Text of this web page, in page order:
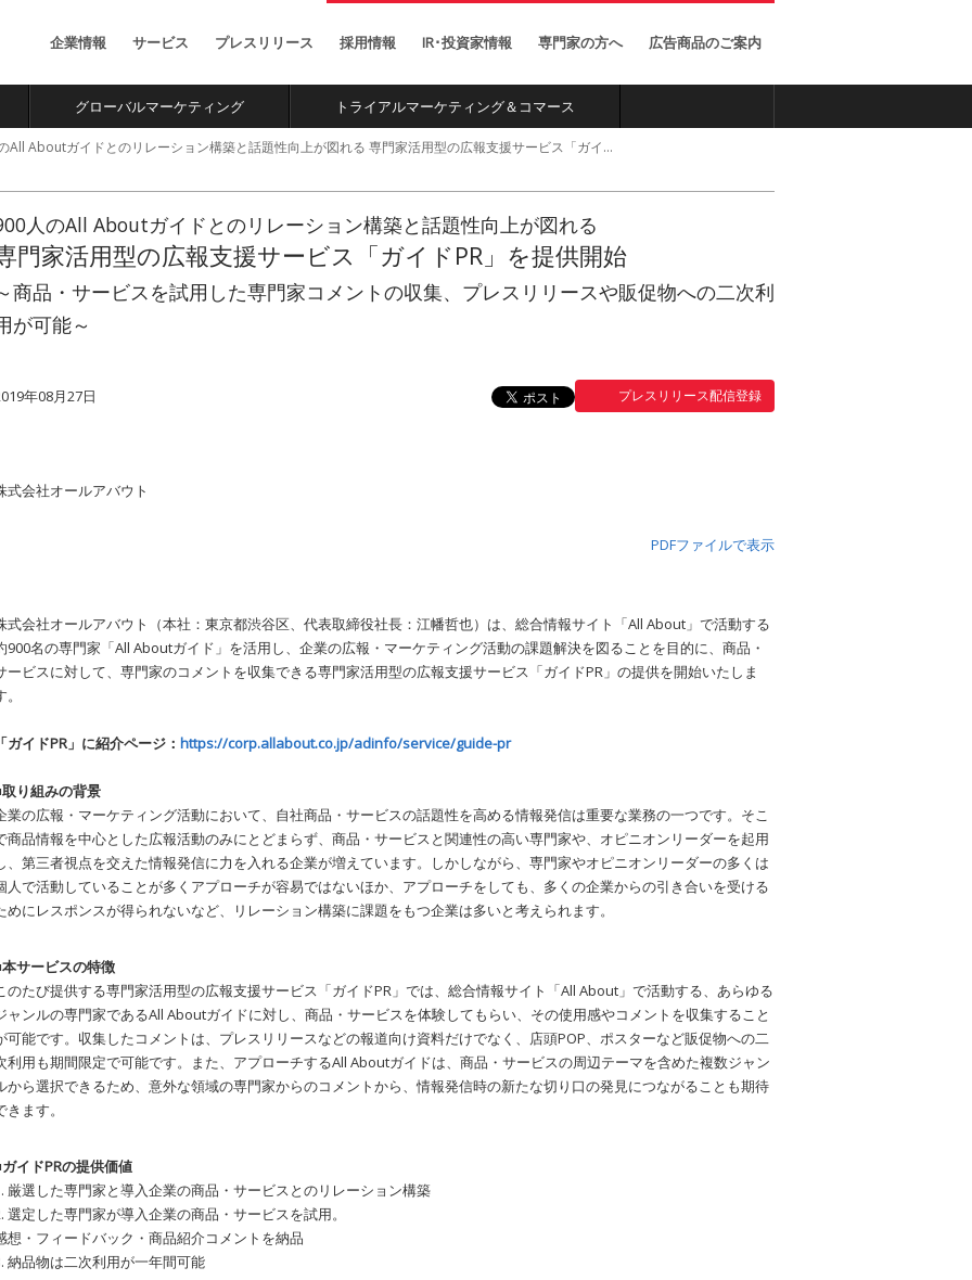
企業情報 サービス プレスリリース 採用情報 IR･投資家情報 専門家の方へ 広告商品のご案内
Facebook公認ナビゲー
X（旧 Twitter）のナビ
ービスの紹介メディア
グローバルマーケティング
ント施策支援チーム
トライアルマーケティング＆コマース
ガイドとのリレーション構築と話題性向上が図れる 専門家活用型の広報支援サービス「ガイドPR」を提供開始 ～商品・サービスを試用した専門家コメントの収集、プレスリリースや販促物への二次利用が可能～
人のAll Aboutガイドとのリレーション構築と話題性向上が図れる
門家活用型の広報支援サービス「ガイドPR」を提供開始
商品・サービスを試用した専門家コメントの収集、プレスリリースや販促物への二次利
が可能～
年08月27日 プレスリリース配信登録
式会社オールアバウト
PDFファイルで表示
式会社オールアバウト（本社：東京都渋谷区、代表取締役社長：江幡哲也）は、総合情報サイト「All About」で活動する
900名の専門家「All Aboutガイド」を活用し、企業の広報・マーケティング活動の課題解決を図ることを目的に、商品・
ービスに対して、専門家のコメントを収集できる専門家活用型の広報支援サービス「ガイドPR」の提供を開始いたしま
「ガイドPR」に紹介ページ： https://corp.allabout.co.jp/adinfo/service/guide-pr
り組みの背景
業の広報・マーケティング活動において、自社商品・サービスの話題性を高める情報発信は重要な業務の一つです。そこ
商品情報を中心とした広報活動のみにとどまらず、商品・サービスと関連性の高い専門家や、オピニオンリーダーを起用
、第三者視点を交えた情報発信に力を入れる企業が増えています。しかしながら、専門家やオピニオンリーダーの多くは
人で活動していることが多くアプローチが容易ではないほか、アプローチをしても、多くの企業からの引き合いを受ける
めにレスポンスが得られないなど、リレーション構築に課題をもつ企業は多いと考えられます。
サービスの特徴
のたび提供する専門家活用型の広報支援サービス「ガイドPR」では、総合情報サイト「All About」で活動する、あらゆる
ャンルの専門家であるAll Aboutガイドに対し、商品・サービスを体験してもらい、その使用感やコメントを収集すること
可能です。収集したコメントは、プレスリリースなどの報道向け資料だけでなく、店頭POP、ポスターなど販促物への二
利用も期間限定で可能です。また、アプローチするAll Aboutガイドは、商品・サービスの周辺テーマを含めた複数ジャン
から選択できるため、意外な領域の専門家からのコメントから、情報発信時の新たな切り口の発見につながることも期待
きます。
イドPRの提供価値
厳選した専門家と導入企業の商品・サービスとのリレーション構築
選定した専門家が導入企業の商品・サービスを試用。
想・フィードバック・商品紹介コメントを納品
納品物は二次利用が一年間可能